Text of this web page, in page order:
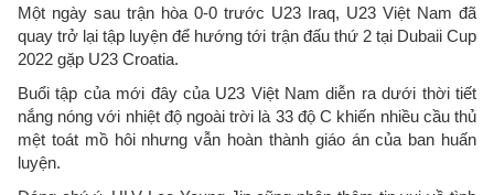
Một ngày sau trận hòa 0-0 trước U23 Iraq, U23 Việt Nam đã
quay trở lại tập luyện để hướng tới trận đấu thứ 2 tại Dubaii Cup
2022 gặp U23 Croatia.
Buổi tập của mới đây của U23 Việt Nam diễn ra dưới thời tiết
nắng nóng với nhiệt độ ngoài trời là 33 độ C khiến nhiều cầu thủ
mệt toát mồ hôi nhưng vẫn hoàn thành giáo án của ban huấn
luyện.